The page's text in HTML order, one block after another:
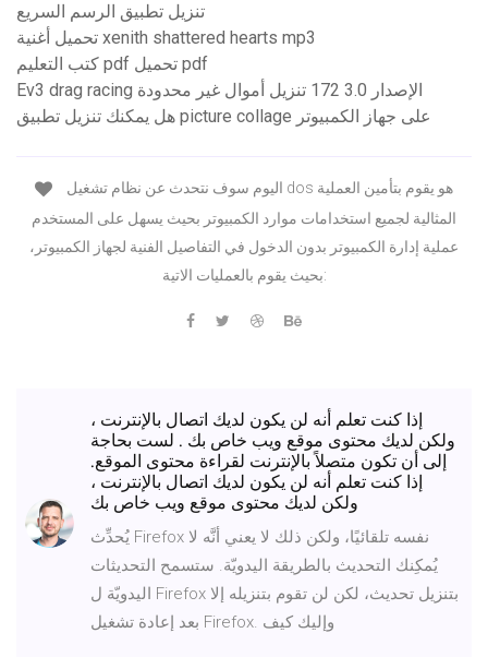
تنزيل تطبيق الرسم السريع
تحميل أغنية xenith shattered hearts mp3
كتب التعليم pdf تحميل pdf
Ev3 drag racing الإصدار 3.0 172 تنزيل أموال غير محدودة
هل يمكنك تنزيل تطبيق picture collage على جهاز الكمبيوتر
المثالية لجميع استخدامات موارد الكمبيوتر بحيث يسهل على المستخدم
عملية إدارة الكمبيوتر بدون الدخول في التفاصيل الفنية لجهاز الكمبيوتر،
بحيث يقوم بالعمليات الاتية:
إذا كنت تعلم أنه لن يكون لديك اتصال بالإنترنت ،
ولكن لديك محتوى موقع ويب خاص بك . لست بحاجة
إلى أن تكون متصلاً بالإنترنت لقراءة محتوى الموقع.
إذا كنت تعلم أنه لن يكون لديك اتصال بالإنترنت ،
ولكن لديك محتوى موقع ويب خاص بك
يُحدِّث Firefox نفسه تلقائيًا، ولكن ذلك لا يعني أنَّه لا
يُمكِنك التحديث بالطريقة اليدويّة. ستسمح التحديثات
اليدويّة ل Firefox بتنزيل تحديث، لكن لن تقوم بتنزيله إلا
بعد إعادة تشغيل Firefox. وإليك كيف